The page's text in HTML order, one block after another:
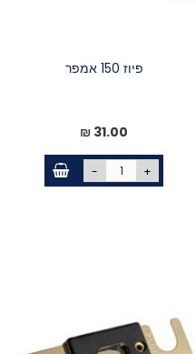
פיוז 150 אמפר
31.00 ₪
- +